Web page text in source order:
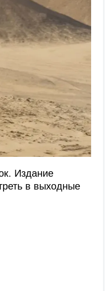
Издание
в выходные